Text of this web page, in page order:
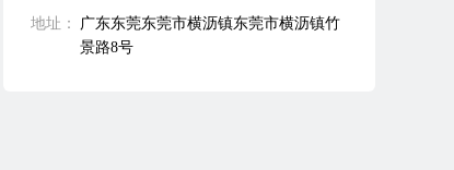
地址：
广东东莞东莞市横沥镇东莞市横沥镇竹
景路8号